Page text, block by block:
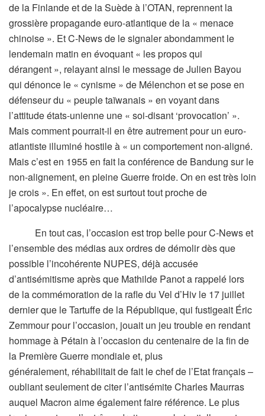
de la Finlande et de la Suède à l’OTAN, reprennent la
grossière propagande euro-atlantique de la « menace
chinoise ». Et C-News de le signaler abondamment le
lendemain matin en évoquant « les propos qui
dérangent », relayant ainsi le message de Julien Bayou
qui dénonce le « cynisme » de Mélenchon et se pose en
défenseur du « peuple taïwanais » en voyant dans
l’attitude états-unienne une « soi-disant ‘provocation’ ».
Mais comment pourrait-il en être autrement pour un euro-
atlantiste illuminé hostile à « un comportement non-aligné.
Mais c’est en 1955 en fait la conférence de Bandung sur le
non-alignement, en pleine Guerre froide. On en est très loin
je crois ». En effet, on est surtout tout proche de
l’apocalypse nucléaire…
En tout cas, l’occasion est trop belle pour C-News et
l’ensemble des médias aux ordres de démolir dès que
possible l’incohérente NUPES, déjà accusée
d’antisémitisme après que Mathilde Panot a rappelé lors
de la commémoration de la rafle du Vel d’Hiv le 17 juillet
dernier que le Tartuffe de la République, qui fustigeait Éric
Zemmour pour l’occasion, jouait un jeu trouble en rendant
hommage à Pétain à l’occasion du centenaire de la fin de
la Première Guerre mondiale et, plus
généralement, réhabilitait de fait le chef de l’Etat français –
oubliant seulement de citer l’antisémite Charles Maurras
auquel Macron aime également faire référence. Le plus